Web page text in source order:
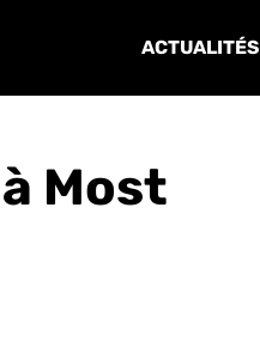
ACTUALITÉS
Most